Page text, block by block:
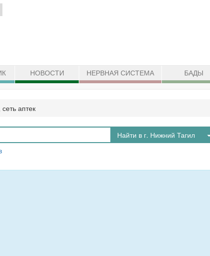
НОВОСТИ НЕРВНАЯ СИСТЕМА БАДЫ
аптек
Найти в г. Нижний Тагил